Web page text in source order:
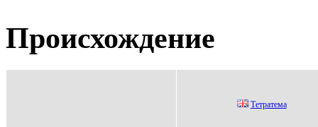
Происхождение
Тeтратeма